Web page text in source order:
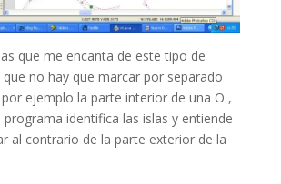
que me encanta de este tipo de
no hay que marcar por separado
ejemplo la parte interior de una O ,
identifica las islas y entiende
al contrario de la parte exterior de la